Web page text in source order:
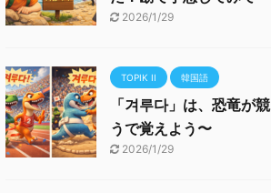
2026/1/29
TOPIK II 韓国語
「겨루다」は、恐竜が競
うで覚えよう〜
2026/1/29